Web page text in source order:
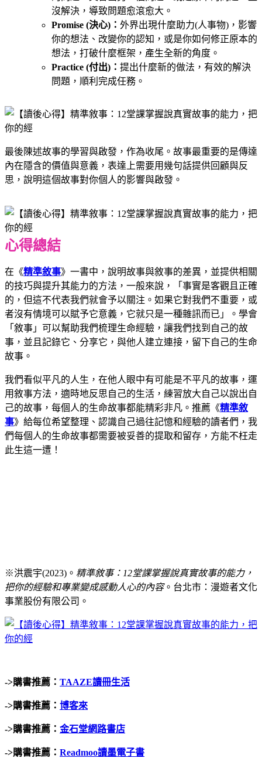
沒解決，導致問題愈滾愈大。
Promise (決心)： 外界出現什麼助力(人事物)，影響
你的想法、改變你的認知，或是你如何修正原本的
想法，打破什麼框架，產生全新的角度。
Practice (付出)： 提出什麼新的做法，有效的解決
問題，順利完成任務。
最後陳述故事的學習與啟發，作為收尾。故事最重要的是傳達
內在隱含的價值與意義，表達上需要用幾句話提供回顧與反
思，說明這個故事對你個人的影響與啟發。
心得總結
在《精準敘事》一書中，說明故事與敘事的差異，並提供相關
的技巧與提升其能力的方法，一般來說，「事實是客觀且正確
的，但這不代表我們就會予以關注。如果它對我們不重要，或
者沒有情境可以賦予它意義，它就只是一種雜訊而已」。學會
「敘事」可以幫助我們梳理生命經驗，讓我們找到自己的故
事，並且記錄它、分享它，與他人建立連接，留下自己的生命
故事。
我們看似平凡的人生，在他人眼中有可能是不平凡的故事，運
用敘事方法，適時地反思自己的生活，練習放大自己以說出自
己的故事，每個人的生命故事都能精彩非凡。推薦《精準敘
事》給每位希望整理、認識自己過往記憶和經驗的讀者們，我
們每個人的生命故事都需要被妥善的提取和留存，方能不枉走
此生這一遭！
※洪震宇(2023) 。 精準敘事：12堂課掌握說真實故事的能力，
把你的經驗和專業變成感動人心的內容。台北市：漫遊者文化
事業股份有限公司。
->購書推薦： TAAZE讀冊生活
->購書推薦： 博客來
->購書推薦： 金石堂網路書店
->購書推薦： Readmoo讀墨電子書